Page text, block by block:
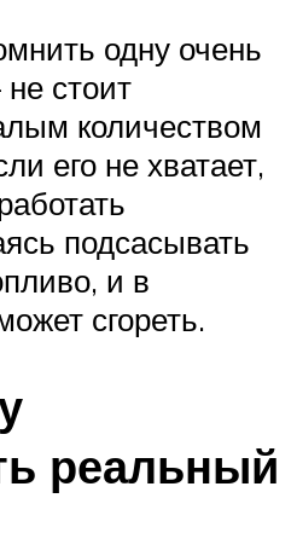
одну очень
стоит
количеством
его не хватает,
подсасывать
и в
сгореть.
реальный